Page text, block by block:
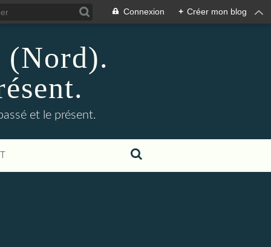
Connexion + Créer mon blog
et le présent.